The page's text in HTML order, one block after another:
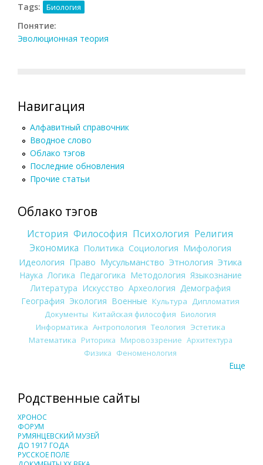
Tags: Биология
Понятие:
Эволюционная теория
Навигация
Алфавитный справочник
Вводное слово
Облако тэгов
Последние обновления
Прочие статьи
Облако тэгов
История Философия Психология Религия
Экономика Политика Социология Мифология
Идеология Право Мусульманство Этнология Этика
Наука Логика Педагогика Методология Языкознание
Литература Искусство Археология Демография
География Экология Военные Культура
Дипломатия
Документы Китайская философия Биология
Информатика Антропология Теология Эстетика
Математика Риторика Мировоззрение Архитектура
Физика Феноменология
Еще
Родственные сайты
ХРОНОС
ФОРУМ
РУМЯНЦЕВСКИЙ МУЗЕЙ
ДО 1917 ГОДА
РУССКОЕ ПОЛЕ